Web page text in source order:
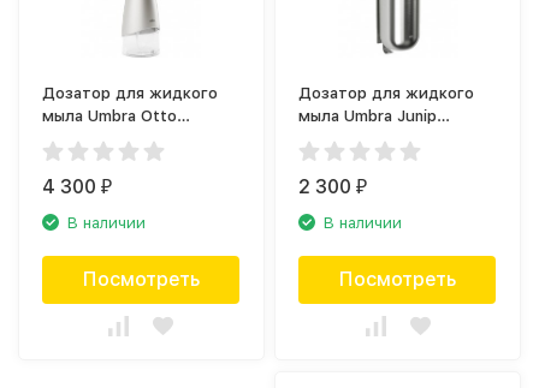
Дозатор для жидкого
мыла Umbra Otto
1015531-410
4 300₽
В наличии
Посмотреть
Дозатор для жидкого
мыла Umbra Junip
1017105-591
2 300₽
В наличии
Посмотреть